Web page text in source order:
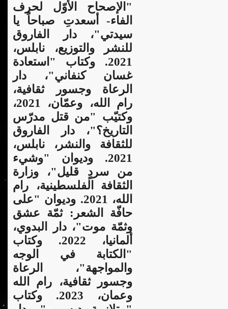
"الإصحاح الأوّل لحرف
الفاء- أسعدتِ صباحاً يا
سيدتي"، دار الفاروق
للنشر والتوزيع، نابلس،
2021. وكتاب "استعادة
غسان كنفاني"، دار
الرعاة وجسور ثقافية،
رام الله، وعمّان، 2021،
وكتيّب "من قتل مدرّس
التاريخ؟"،دار الفاروق
للثقافة والنشر، نابلس،
2021. وديوان "وشيء
من سردٍ قليل"، وزارة
الثقافة الفلسطينية، رام
الله، 2021. وديوان "على
حافّة الشعر: ثمّة عشق
وثمّة موت"، دار البدوي،
ألمانيا، 2022. وكتاب
"الكتابة في الوجه
والمواجهة"، الرعاة
وجسور ثقافية، رام الله
وعمان، 2023. و
كتاب